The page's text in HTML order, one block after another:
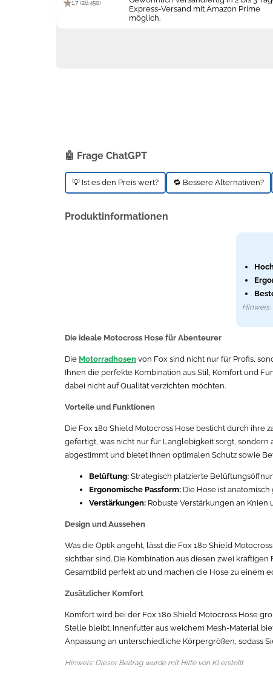
1,7 (26.450)
Express-Versand mit Amazon Prime
möglich.
🤖 Frage ChatGPT
💡 Ist es den Preis wert? 🔁 Bessere Alternativen?
Produktinformationen
Hinweis:
Die ideale Motocross Hose für Abenteurer
Die Motorradhosen von Fox sind nicht nur für Profis,
Ihnen die perfekte Kombination aus Stil, Komfort und
dabei nicht auf Qualität verzichten möchten.
Vorteile und Funktionen
Die Fox 180 Shield Motocross Hose besticht durch ihre
gefertigt, was nicht nur für Langlebigkeit sorgt, sondern
abgestimmt und bietet Ihnen optimalen Schutz sowie
Belüftung: Strategisch platzierte
Ergonomische Passform: Die Hose ist
Verstärkungen: Robuste Verstärkungen an
Design und Aussehen
Was die Optik angeht, lässt die Fox 180 Shield
sichtbar sind. Die Kombination aus diesen zwei
Gesamtbild perfekt ab und machen die Hose zu einem
Zusätzlicher Komfort
Komfort wird bei der Fox 180 Shield Motocross Hose
Stelle bleibt. Innenfutter aus weichem Mesh-Material
Anpassung an unterschiedliche Körpergrößen, sodass
Hinweis: Dieser Beitrag wurde mit Hilfe von KI erstellt